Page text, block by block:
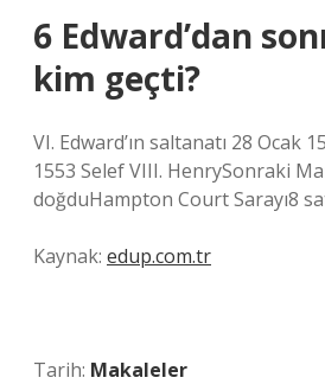
6 Edward’dan
kim geçti?
VI. Edward’ın saltanatı 28 Ocak
1553 Selef VIII. HenrySonraki
doğduHampton Court Sarayı8
Kaynak: edup.com.tr
Tarih: Makaleler